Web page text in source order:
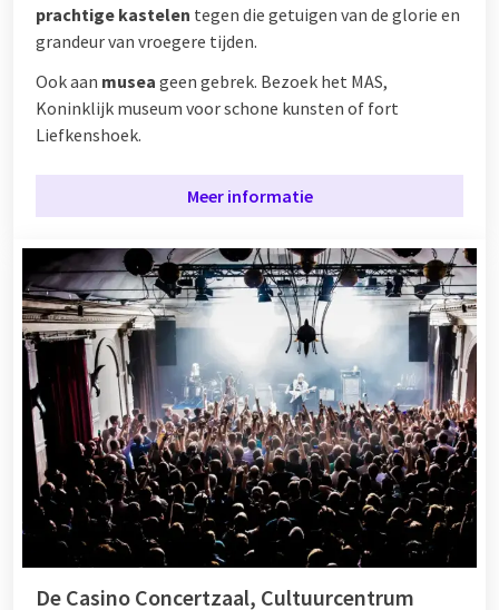
prachtige kastelen tegen die getuigen van de glorie en
grandeur van vroegere tijden.
Ook aan musea geen gebrek. Bezoek het MAS,
Koninklijk museum voor schone kunsten of fort
Liefkenshoek.
Meer informatie
De Casino Concertzaal, Cultuurcentrum